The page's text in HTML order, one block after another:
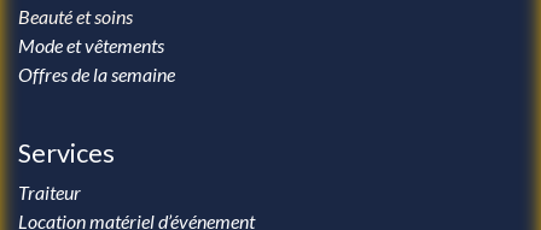
Beauté et soins
Mode et vêtements
Offres de la semaine
Services
Traiteur
Location matériel d’événement